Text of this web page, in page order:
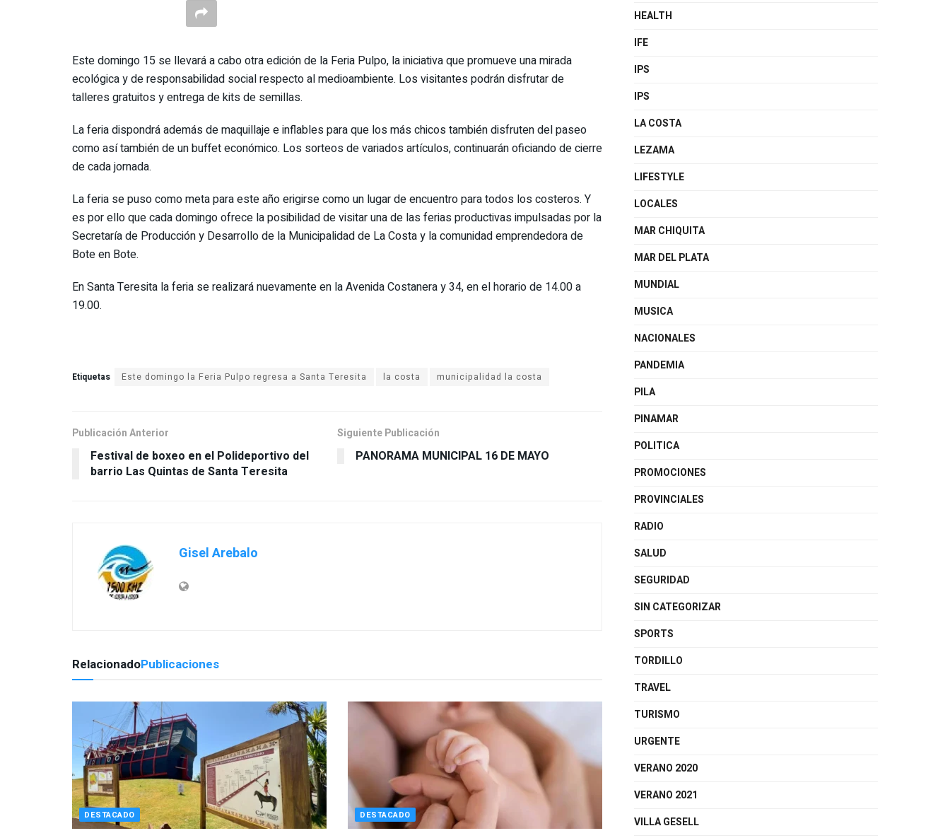
Este domingo 15 se llevará a cabo otra edición de la Feria Pulpo, la iniciativa que promueve una mirada
ecológica y de responsabilidad social respecto al medioambiente. Los visitantes podrán disfrutar de
talleres gratuitos y entrega de kits de semillas.
La feria dispondrá además de maquillaje e inflables para que los más chicos también disfruten del paseo
como así también de un buffet económico. Los sorteos de variados artículos, continuarán oficiando de cierre
de cada jornada.
La feria se puso como meta para este año erigirse como un lugar de encuentro para todos los costeros. Y
es por ello que cada domingo ofrece la posibilidad de visitar una de las ferias productivas impulsadas por la
Secretaría de Producción y Desarrollo de la Municipalidad de La Costa y la comunidad emprendedora de
Bote en Bote.
En Santa Teresita la feria se realizará nuevamente en la Avenida Costanera y 34, en el horario de 14.00 a
19.00.
Etiquetas Este domingo la Feria Pulpo regresa a Santa Teresita la costa municipalidad la costa
Publicación Anterior
Festival de boxeo en el Polideportivo del
Siguiente Publicación
PANORAMA MUNICIPAL 16 DE MAYO
Gisel Arebalo
RelacionadoPublicaciones
DESTACADO DESTACADO
HEALTH
IFE
IPS
IPS
LA COSTA
LEZAMA
LIFESTYLE
LOCALES
MAR CHIQUITA
MAR DEL PLATA
MUNDIAL
MUSICA
NACIONALES
PANDEMIA
PILA
PINAMAR
POLITICA
PROMOCIONES
PROVINCIALES
RADIO
SALUD
SEGURIDAD
SIN CATEGORIZAR
SPORTS
TORDILLO
TRAVEL
TURISMO
URGENTE
VERANO 2020
VERANO 2021
VILLA GESELL